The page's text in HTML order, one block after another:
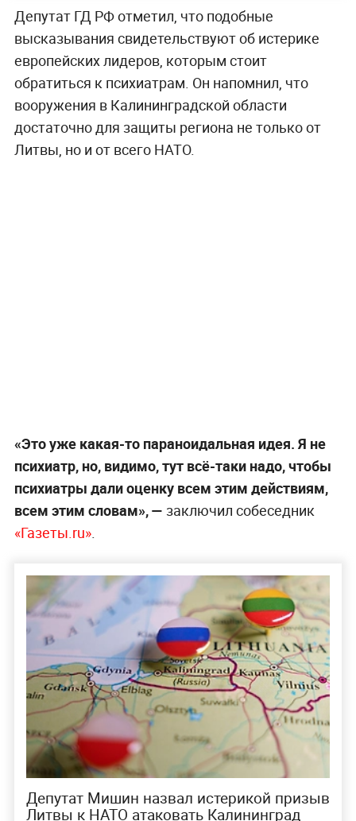
Депутат ГД РФ отметил, что подобные
высказывания свидетельствуют об истерике
европейских лидеров, которым стоит
обратиться к психиатрам. Он напомнил, что
вооружения в Калининградской области
достаточно для защиты региона не только от
Литвы, но и от всего НАТО.
«Это уже какая-то параноидальная идея. Я не
психиатр, но, видимо, тут всё-таки надо, чтобы
психиатры дали оценку всем этим действиям,
всем этим словам», — заключил собеседник
«Газеты.ru».
Депутат Мишин назвал истерикой призыв
Литвы к НАТО атаковать Калининград